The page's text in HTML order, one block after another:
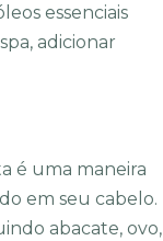
essenciais
adicionar
é uma maneira
em seu cabelo.
abacate, ovo,